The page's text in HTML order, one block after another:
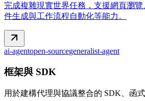
完成複雜現實世界任務，支援網頁瀏
件生成與工作流程自動化等能力。
ai-agentopen-sourcegeneralist-agent
框架與 SDK
用於建構代理與協議整合的 SDK、函式